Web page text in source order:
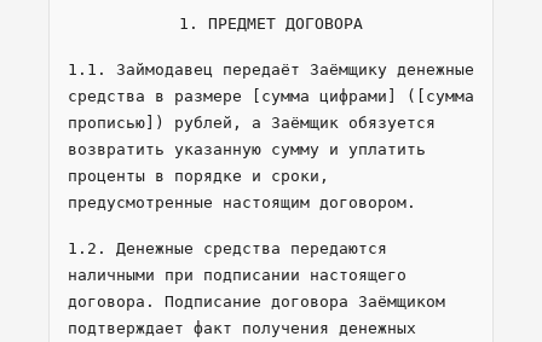
1. ПРЕДМЕТ ДОГОВОРА
1.1. Займодавец передаёт Заёмщику денежные
средства в размере [сумма цифрами] ([сумма
прописью]) рублей, а Заёмщик обязуется
возвратить указанную сумму и уплатить
проценты в порядке и сроки,
предусмотренные настоящим договором.
1.2. Денежные средства передаются
наличными при подписании настоящего
договора. Подписание договора Заёмщиком
подтверждает факт получения денежных